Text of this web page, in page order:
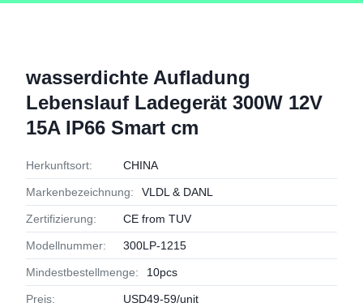
wasserdichte Aufladung
Lebenslauf Ladegerät 300W 12V
15A IP66 Smart cm
Herkunftsort: CHINA
Markenbezeichnung: VLDL & DANL
Zertifizierung: CE from TUV
Modellnummer: 300LP-1215
Mindestbestellmenge: 10pcs
Preis: USD49-59/unit